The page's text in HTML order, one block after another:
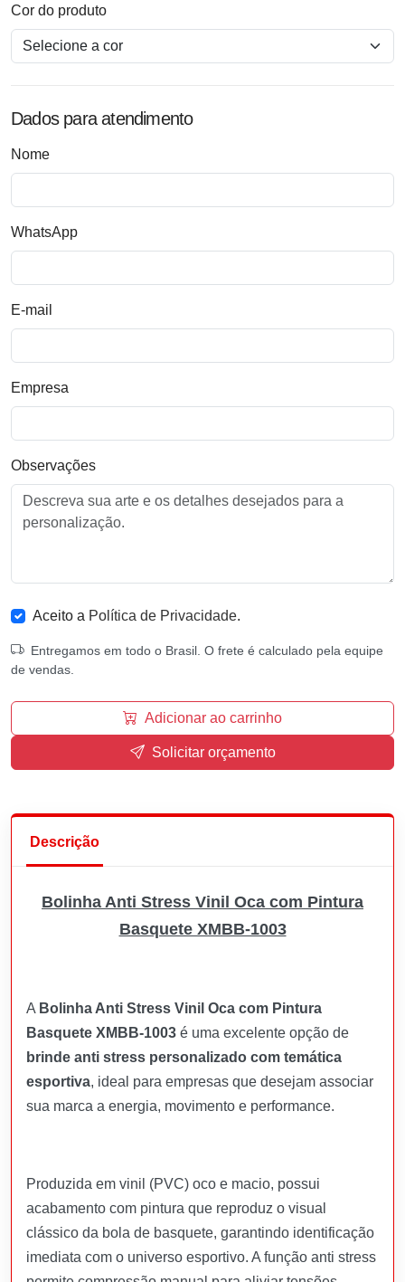
Cor do produto
Dados para atendimento
Nome
WhatsApp
E-mail
Empresa
Observações
Aceito a Política de Privacidade.
Entregamos em todo o Brasil. O frete é calculado pela equipe
de vendas.
Adicionar ao carrinho
Solicitar orçamento
Descrição
Bolinha Anti Stress Vinil Oca com Pintura
Basquete XMBB-1003
A Bolinha Anti Stress Vinil Oca com Pintura
Basquete XMBB-1003 é uma excelente opção de
brinde anti stress personalizado com temática
esportiva, ideal para empresas que desejam associar
sua marca a energia, movimento e performance.
Produzida em vinil (PVC) oco e macio, possui
acabamento com pintura que reproduz o visual
clássico da bola de basquete, garantindo identificação
imediata com o universo esportivo. A função anti stress